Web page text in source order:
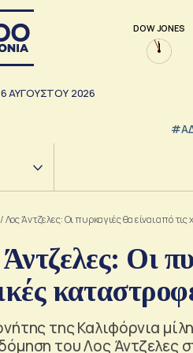
DOW JONES
ΑΥΓΟΥΣΤΟΥ 2026
/Λος Άντζελες: Οι πυρκαγιές θα είναι από
Οι
της Καλιφόρνια
του Λος Άντζελες